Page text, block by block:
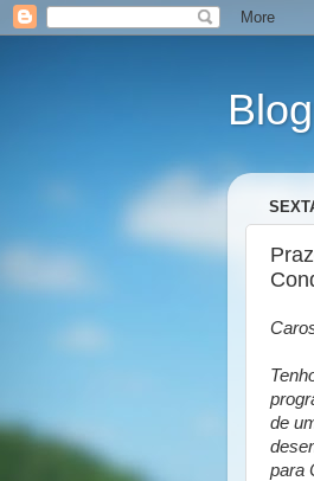
de
para